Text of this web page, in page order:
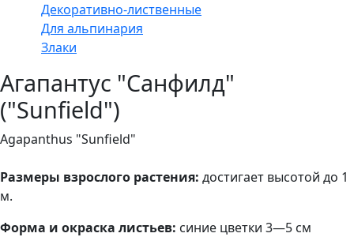
Декоративно-лиственные
Для альпинария
Злаки
Агапантус "Санфилд"
("Sunfield")
Agapanthus "Sunfield"
Размеры взрослого растения: достигает высотой до 1
м.
Форма и окраска листьев: синие цветки 3—5 см